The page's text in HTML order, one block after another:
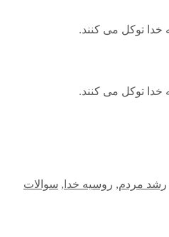
رشد مردم, روسیه خدا , سوالات